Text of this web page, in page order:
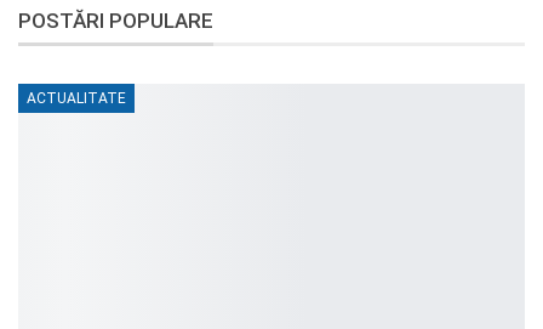
POSTĂRI POPULARE
ACTUALITATE